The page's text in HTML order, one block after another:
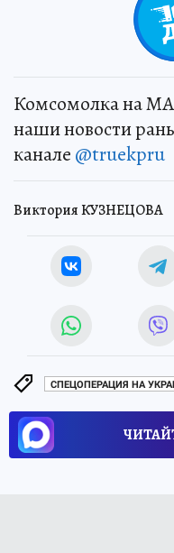
Комсомолка на
наши новости
канале @truekpru
Виктория КУЗНЕЦОВА
СПЕЦОПЕРАЦИЯ НА